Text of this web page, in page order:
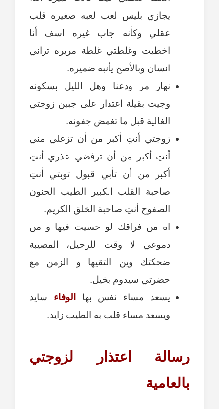
يجازي بليس لعب لعبه صغيره قلب
عقلي وكأنه جاب غيره اسف أنا
اخطيت وغلطتي غلطة مريره تراني
انسان وبالأصح يأنبه ضميره.
نهار مر ودعنا وهل الليل بسكونه
وجيت بقيلة اعتذار على جبين زوجتي
الغالية قبل ما تغمض جفونه.
زوجتي أنتِ أكبر من أن تزعلي مني
أنتِ أكبر من أن ترفضي عذري أنتِ
أكبر من أن تأبي قبول توبتي أنتِ
صاحبة القلب الكبير الطيب الحنون
الصفوح أنتِ صاحبة الخلق الكريم.
اه من فراقك لو حسيت فيها و من
دموعي لا وقت للرحيل، المصيبة
ضحكتك وين التقيها و الزمن مع
حضرتي سيدوم بخيل.
يسعد مساء نفس بها
الوفاء سايد
ويسعد مساء قلب به الطيب زايد.
رسالة اعتذار لزوجتي
بالعامية